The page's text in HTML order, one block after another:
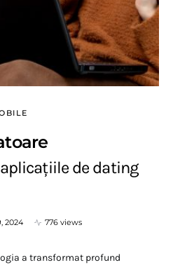
de dating
2024
776 views
a transformat profund